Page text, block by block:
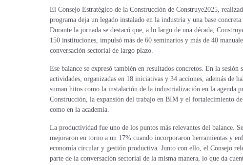
El Consejo Estratégico de la Construcción de Construye2025,
programa deja un legado instalado en la industria y una base
Durante la jornada se destacó que, a lo largo de una década,
150 instituciones, impulsó más de 60 seminarios y más de 40
conversación sectorial de largo plazo.
Ese balance se expresó también en resultados concretos. En la
actividades, organizadas en 18 iniciativas y 34 acciones, además de
suman hitos como la instalación de la industrialización en la
Construcción, la expansión del trabajo en BIM y el fortalecimiento
como en la academia.
La productividad fue uno de los puntos más relevantes del balance.
mejoraron en torno a un 17% cuando incorporaron herramientas y
economía circular y gestión productiva. Junto con ello, el Consejo
parte de la conversación sectorial de la misma manera, lo que da